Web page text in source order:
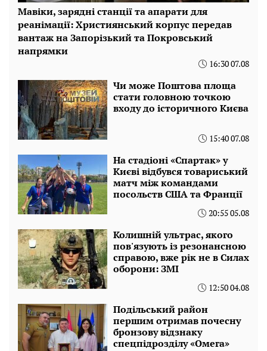
Мавіки, зарядні станції та апарати для
реанімації: Християнський корпус передав
вантаж на Запорізький та Покровський
напрямки
16:30 07.08
Чи може Поштова площа
стати головною точкою
входу до історичного Києва
15:40 07.08
На стадіоні «Спартак» у
Києві відбувся товариський
матч між командами
посольств США та Франції
20:55 05.08
Колишній ультрас, якого
пов'язують із резонансною
справою, вже рік не в Силах
оборони: ЗМІ
12:50 04.08
Подільський район
першим отримав почесну
бронзову відзнаку
спецпідрозділу «Омега»